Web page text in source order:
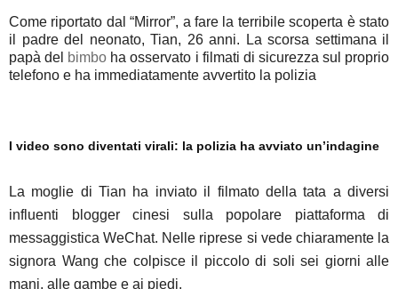
Come riportato dal “Mirror”, a fare la terribile scoperta è stato
il padre del neonato, Tian, 26 anni. La scorsa settimana il
papà del bimbo ha osservato i filmati di sicurezza sul proprio
telefono e ha immediatamente avvertito la polizia
I video sono diventati virali: la polizia ha avviato un’indagine
La moglie di Tian ha inviato il filmato della tata a diversi
influenti blogger cinesi sulla popolare piattaforma di
messaggistica WeChat. Nelle riprese si vede chiaramente la
signora Wang che colpisce il piccolo di soli sei giorni alle
mani, alle gambe e ai piedi.